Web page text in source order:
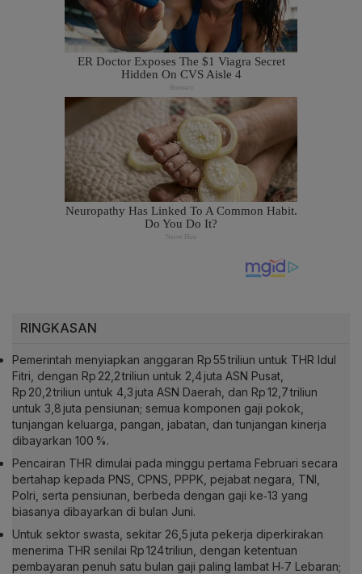
RINGKASAN
Pemerintah menyiapkan anggaran Rp 55 triliun untuk THR Idul
Fitri, dengan Rp 22,2 triliun untuk 2,4 juta ASN Pusat,
Rp 20,2 triliun untuk 4,3 juta ASN Daerah, dan Rp 12,7 triliun
untuk 3,8 juta pensiunan; semua komponen gaji pokok,
tunjangan keluarga, pangan, jabatan, dan tunjangan kinerja
dibayarkan 100 %.
Pencairan THR dimulai pada minggu pertama Februari secara
bertahap kepada PNS, CPNS, PPPK, pejabat negara, TNI,
Polri, serta pensiunan, berbeda dengan gaji ke‑13 yang
biasanya dibayarkan di bulan Juni.
Untuk sektor swasta, sekitar 26,5 juta pekerja diperkirakan
menerima THR senilai Rp 124 triliun, dengan ketentuan
pembayaran penuh satu bulan gaji paling lambat H‑7 Lebaran;